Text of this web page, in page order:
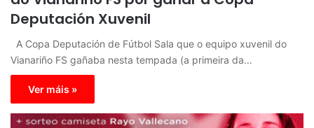
Deputación Xuvenil
A Copa Deputación de Fútbol Sala que o equipo xuvenil do
Vianariño FS gañaba nesta tempada (a primeira da…
Ver máis »